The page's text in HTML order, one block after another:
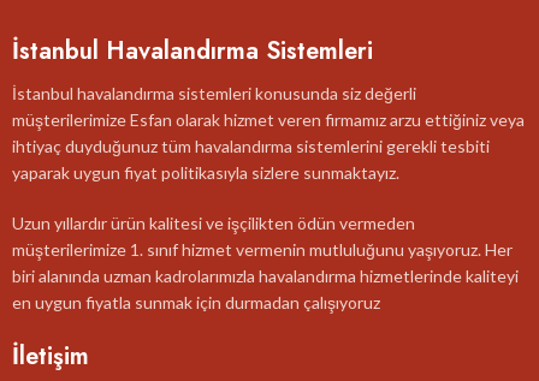
İstanbul Havalandırma Sistemleri
İstanbul havalandırma sistemleri konusunda siz değerli
müşterilerimize Esfan olarak hizmet veren firmamız arzu ettiğiniz veya
ihtiyaç duyduğunuz tüm havalandırma sistemlerini gerekli tesbiti
yaparak uygun fiyat politikasıyla sizlere sunmaktayız.
Uzun yıllardır ürün kalitesi ve işçilikten ödün vermeden
müşterilerimize 1. sınıf hizmet vermenin mutluluğunu yaşıyoruz. Her
biri alanında uzman kadrolarımızla havalandırma hizmetlerinde kaliteyi
en uygun fiyatla sunmak için durmadan çalışıyoruz
İletişim